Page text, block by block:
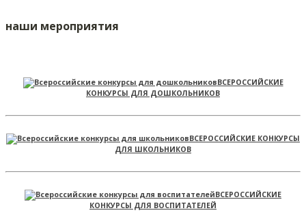
наши мероприятия
ВСЕРОССИЙСКИЕ
КОНКУРСЫ ДЛЯ ДОШКОЛЬНИКОВ
ВСЕРОССИЙСКИЕ КОНКУРСЫ
ДЛЯ ШКОЛЬНИКОВ
ВСЕРОССИЙСКИЕ
КОНКУРСЫ ДЛЯ ВОСПИТАТЕЛЕЙ